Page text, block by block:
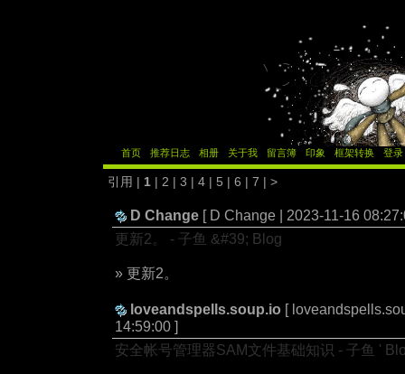
首页 推荐日志 相册 关于我 留言簿 印象 框架转换 登录
引用 | 1| 2 | 3 | 4 | 5 | 6 | 7 | >
D Change [ D Change | 2023-11-16
更新2。 - 子鱼 &#39; Blog
» 更新2。
loveandspells.soup.io [
14:59:00 ]
安全帐号管理器SAM文件基础知识 - 子鱼 '